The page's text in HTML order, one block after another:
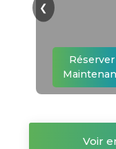
Réserver
❮
Voir